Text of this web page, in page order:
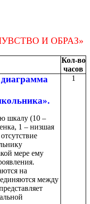
И ОБРАЗ»
Кол-во
часов
диаграмма
шкалу (10 –
1 – низшая
мере ему
на
между
1